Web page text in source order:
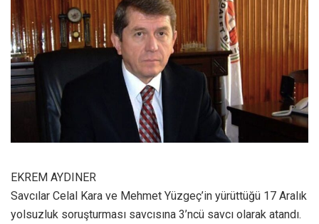
EKREM AYDINER
Savcılar Celal Kara ve Mehmet Yüzgeç’in yürüttüğü 17 Aralık
yolsuzluk soruşturması savcısına 3’ncü savcı olarak atandı.